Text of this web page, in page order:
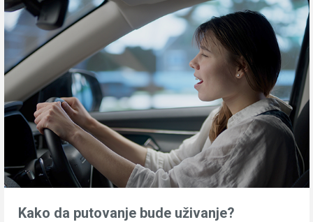
Kako da putovanje bude uživanje?